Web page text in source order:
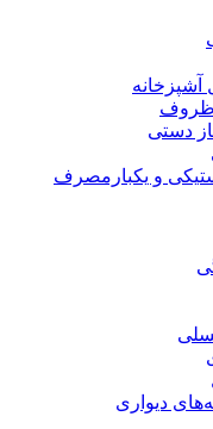
ظروف
دستی
و یکبارمصرف
دیواری